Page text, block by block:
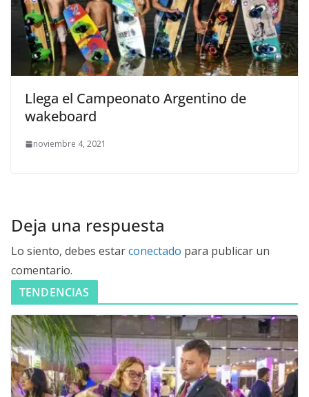
Llega el Campeonato Argentino de
wakeboard
noviembre 4, 2021
Deja una respuesta
Lo siento, debes estarconectado para publicar un
comentario.
TENDENCIAS